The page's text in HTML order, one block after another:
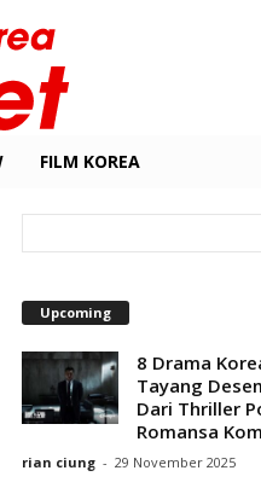
FILM KOREA
Upcoming
8 Drama
Tayang
Dari Thriller
Romansa
rian ciung - 29 November 2025